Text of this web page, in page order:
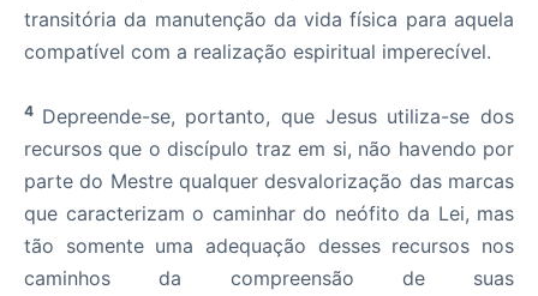
transitória da manutenção da vida física para aquela
compatível com a realização espiritual imperecível.
4 Depreende-se, portanto, que Jesus utiliza-se dos
recursos que o discípulo traz em si, não havendo por
parte do Mestre qualquer desvalorização das marcas
que caracterizam o caminhar do neófito da Lei, mas
tão somente uma adequação desses recursos nos
caminhos da compreensão de suas